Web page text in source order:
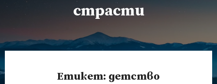
страсти
Етикет: детство